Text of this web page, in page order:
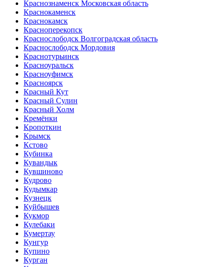
Краснознаменск Московская область
Краснокаменск
Краснокамск
Красноперекопск
Краснослободск Волгоградская область
Краснослободск Мордовия
Краснотурьинск
Красноуральск
Красноуфимск
Красноярск
Красный Кут
Красный Сулин
Красный Холм
Кремёнки
Кропоткин
Крымск
Кстово
Кубинка
Кувандык
Кувшиново
Кудрово
Кудымкар
Кузнецк
Куйбышев
Кукмор
Кулебаки
Кумертау
Кунгур
Купино
Курган